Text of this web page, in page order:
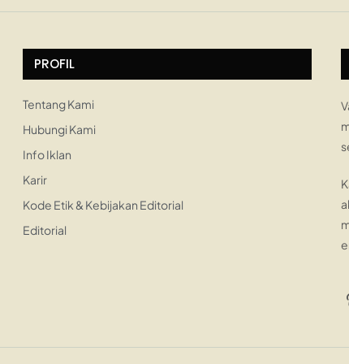
PROFIL
Tentang Kami
Hubungi Kami
Info Iklan
Karir
Kode Etik & Kebijakan Editorial
Editorial